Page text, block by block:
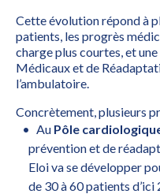
Cette évolution répond à
patients, les progrès
charge plus courtes, et
Médicaux et de
l’ambulatoire.
Concrètement, plusieurs
Au Pôle
prévention et de
Eloi va se développer
de 30 à 60 patients d’ici